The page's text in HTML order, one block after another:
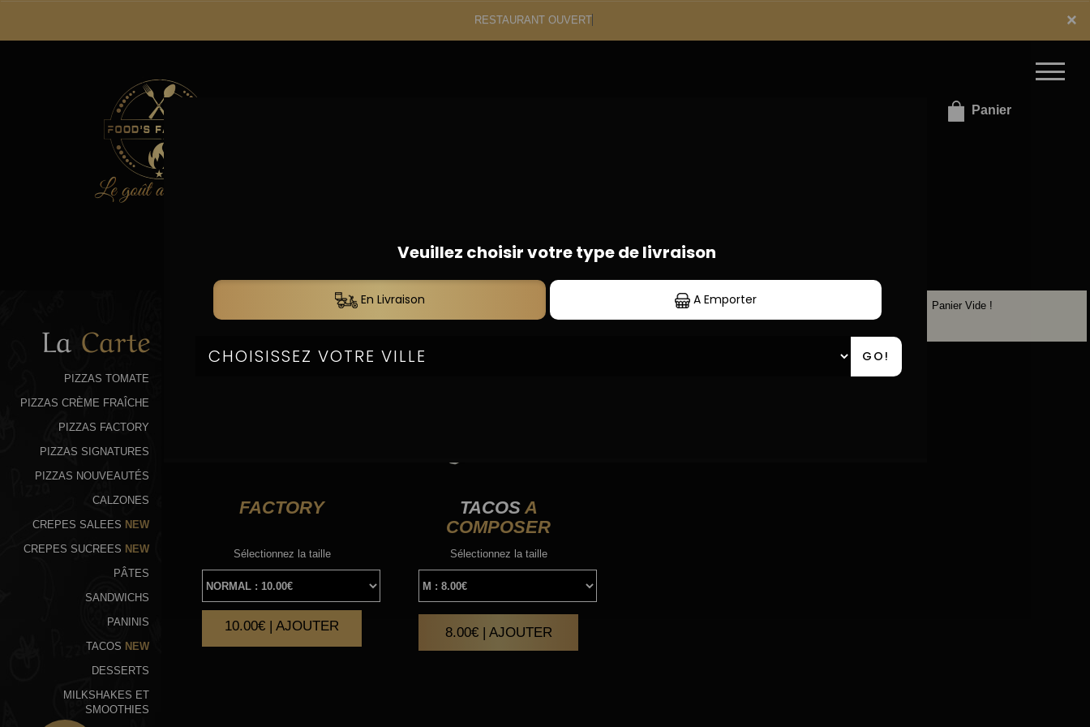
×
RESTAURANT OUVERT
Panier
x
La Carte
PIZZAS TOMATE
PIZZAS CRÈME FRAÎCHE
PIZZAS FACTORY
PIZZAS SIGNATURES
PIZZAS NOUVEAUTÉS
CALZONES
CREPES SALEES NEW
CREPES SUCREES NEW
PÂTES
SANDWICHS
PANINIS
TACOS NEW
DESSERTS
MILKSHAKES ET
SMOOTHIES
TACOS
FACTORY
Sélectionnez la taille
10.00€ | AJOUTER
TACOSA
COMPOSER
Sélectionnez la taille
|
8.00€ | AJOUTER
Panier Vide !